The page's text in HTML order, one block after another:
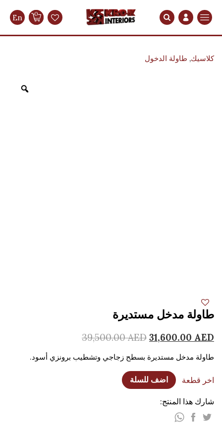
Search
0
En
كلاسيك, طاولة الدخول
طاولة مدخل مستديرة
39,500.00AED 31,600.00 AED
طاولة مدخل مستديرة بسطح زجاجي وتشطيب برونزي أسود.
اخر قطعة اضف للسلة
شارك هذا المنتج: